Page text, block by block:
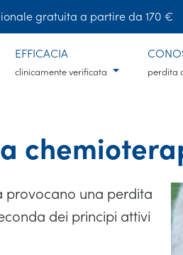
gratuita a partire da 170 €
EFFICACIA
clinicamente verificata perdita
provocano una perdita
dei principi attivi